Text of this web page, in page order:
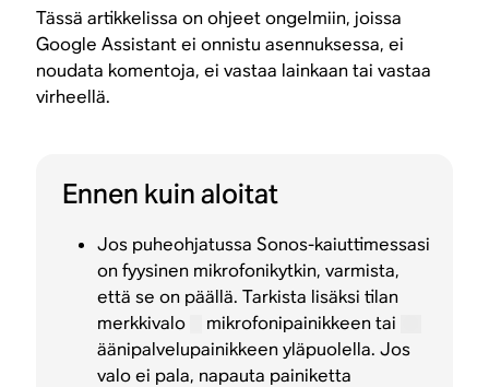
Tässä artikkelissa on ohjeet ongelmiin, joissa
Google Assistant ei onnistu asennuksessa, ei
noudata komentoja, ei vastaa lainkaan tai vastaa
virheellä.
Ennen kuin aloitat
Jos puheohjatussa Sonos-kaiuttimessasi
on fyysinen mikrofonikytkin, varmista,
että se on päällä. Tarkista lisäksi tilan
merkkivalo
mikrofonipainikkeen tai
äänipalvelupainikkeen yläpuolella. Jos
valo ei pala, napauta painiketta